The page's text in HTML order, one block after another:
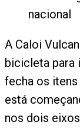
nacional
A Caloi
bicicleta para
fecha os
está
nos dois